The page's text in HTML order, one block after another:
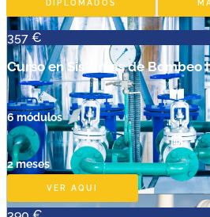
DIPLOMADOS
357 €
Curso en Sistemas de
6 módulos
2 meses
VER AQUI